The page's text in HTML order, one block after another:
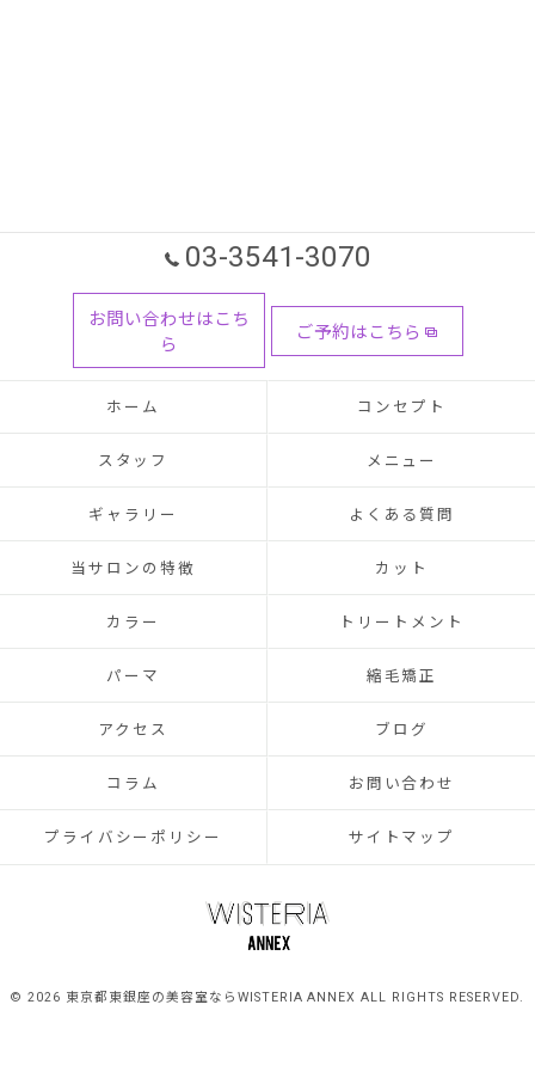
03-3541-3070
お問い合わせはこち
ら
ご予約はこちら
ホーム コンセプト
スタッフ メニュー
ギャラリー よくある質問
当サロンの特徴 カット
カラー トリートメント
パーマ 縮毛矯正
アクセス ブログ
コラム お問い合わせ
プライバシーポリシー サイトマップ
© 2026 東京都東銀座の美容室ならWISTERIA ANNEX ALL RIGHTS RESERVED.